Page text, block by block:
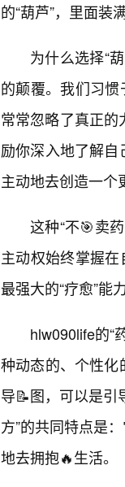
的“葫芦”，里面装
为什么选择“
的颠覆。我们习
常常忽略了真正的
励你深入地了解自
主动地去创造一个
这种“不🎯卖
主动权始终掌握
最强大的“疗愈”能力
hlw090life的“
种动态的、个性
导📝图，可以是引
方”的共同特点是
地去拥抱🔥生活。